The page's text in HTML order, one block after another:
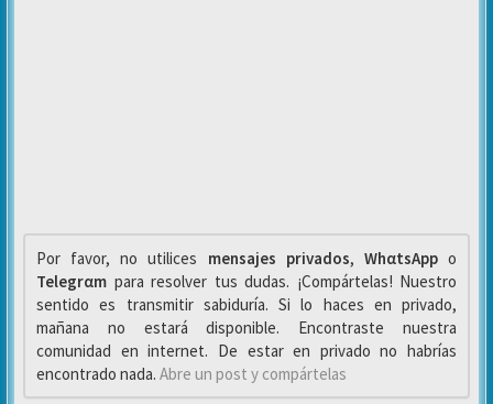
Por favor, no utilices mensajes privados, WhαtsAppo
Telegrαm para resolver tus dudas. ¡Compártelas! Nuestro
sentido es transmitir sabiduría. Si lo haces en privado,
mañana no estará disponible. Encontraste nuestra
comunidad en internet. De estar en privado no habrías
encontrado nada. Abre un post y compártelas